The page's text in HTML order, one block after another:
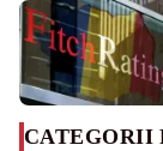
CATEGORII